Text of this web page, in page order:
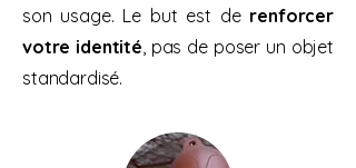
son usage. Le but est de renforcer
votre identité, pas de poser un objet
standardisé.